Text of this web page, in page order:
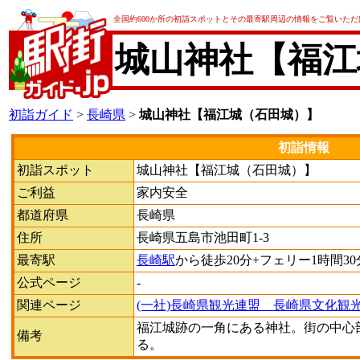
全国約600か所の初詣スポットとその最寄駅周辺の情報をご覧いた
城山神社【福
初詣ガイド > 長崎県 > 城山神社【福江城（石田城）】
初詣情報
初詣スポット
城山神社【福江城（石田城）】
ご利益
家内安全
都道府県
長崎県
住所
長崎県五島市池田町1-3
最寄駅
長崎駅から徒歩20分+フェリー1時間30
公式ページ
-
関連ページ
(一社)長崎県観光連盟 長崎県文化観
備考
福江城跡の一角にある神社。街の中
る。